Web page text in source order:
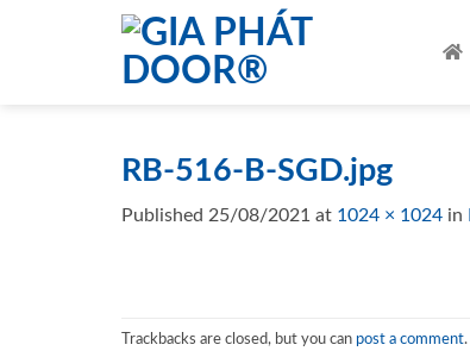
RB-516-B-SGD.jpg
Published 25/08/2021 at 1024 × 1024 in
Trackbacks are closed, but you can post a comment.